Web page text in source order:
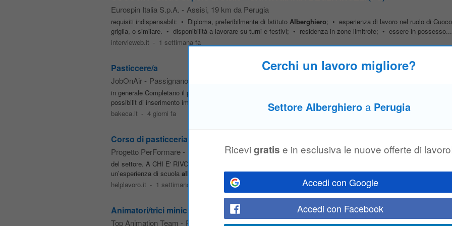
Eurospin Italia S.p.A. - Assisi, 19 km da Perugia
requisiti indispensabili: • Diploma, preferibilmente di Istituto Alberghiero; • esperienza di lavoro nel ruolo di
griglia, o similare. • disponibilità a lavorare su turni e festivi; • residenza in zone limitrofe; • essere in possesso...
intervieweb.it - 1 settimana fa
Pasticcere/a
JobOnAir - Passignano sul Trasimeno
in generale Completano il profilo: professionalit , seriet e capacit di lavorare in team. Ti offriamo: - Contratto di lavoro
possibilit di inserimento immediato - Collaborazione, crescita umana e professionale all'interno di un gruppo
bakeca.it - 4 giorni fa
Corso di pasticceria classica a Perugia (PGPAST5)
Progetto PerFormare -
del settore. A CHI E' RIVOLTO La formazione è rivolta a chiunque abbia la passione per la materia della pasticceria:
un’esperienza di scuola alberghiera
e vuole migliorare le proprie competenze (studenti), a chi ama la cucina e la
helplavoro.it - 1 settimana fa
Animatori/trici miniclub, juniorclub per villaggi turistici
Top Animation Team - Perugia
Cerchi un lavoro migliore?
Settore Alberghieroa Perugia
Ricevi gratis e in esclusiva le nuove offerte di
Accedi con Google
Accedi con Facebook